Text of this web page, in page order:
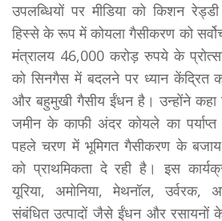
उपलब्धियों पर मीडिया को किशन
हिस्से के रूप में कोयला गैसीकरण को
मंत्रालय 46,000 करोड़ रुपये के
को सिनगैस में बदलने पर ध्यान केंद्रित
और बहुमुखी गैसीय ईंधन है। उन्होंने कहा
जमीन के काफी अंदर कोयले का
पहले चरण में भूमिगत गैसीकरण के
को प्राथमिकता दे रही है। इस
यूरिया, अमोनिया, मेथनॉल, उर्वरक,
संबंधित उत्पादों जैसे ईंधन और रसायनों